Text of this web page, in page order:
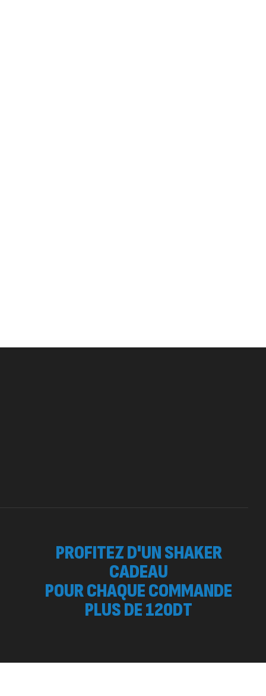
PROFITEZ D'UN SHAKER
CADEAU
POUR CHAQUE COMMANDE
PLUS DE 120DT